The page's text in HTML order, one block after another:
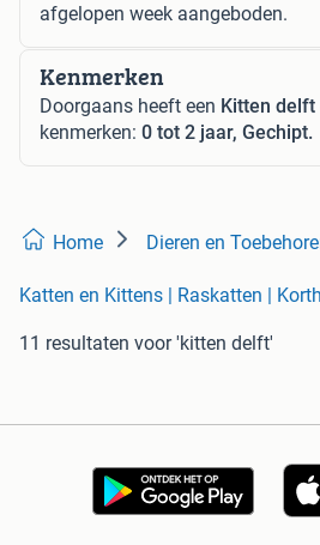
afgelopen week aangeboden.
Kenmerken
Doorgaans heeft een Kitten delft
kenmerken: 0 tot 2 jaar, Gechipt.
Home Dieren en
Katten en Kittens | Raskatten |
11 resultaten voor 'kitten delft'